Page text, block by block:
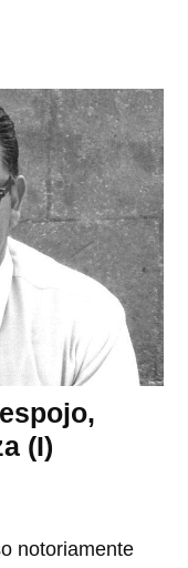
(I)
notoriamente